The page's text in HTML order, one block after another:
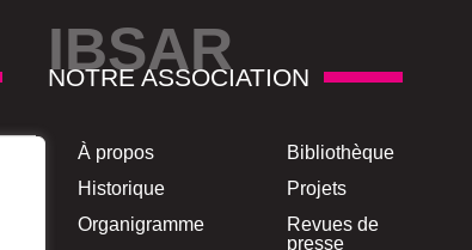
IBSAR
NOTRE ASSOCIATION
À propos
Historique
Organigramme
Bibliothèque
Projets
Revues de
presse